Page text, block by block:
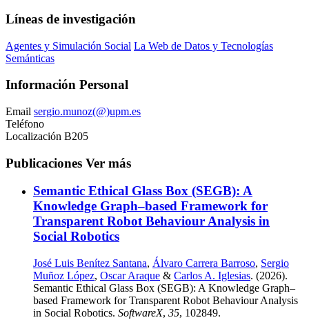
Líneas de investigación
Agentes y Simulación Social La Web de Datos y Tecnologías
Semánticas
Información Personal
Email sergio.munoz(@)upm.es
Teléfono
Localización B205
Publicaciones Ver más
Semantic Ethical Glass Box (SEGB): A
Knowledge Graph–based Framework for
Transparent Robot Behaviour Analysis in
Social Robotics
José Luis Benítez Santana, Álvaro Carrera Barroso, Sergio
Muñoz López, Oscar Araque & Carlos A. Iglesias. (2026).
Semantic Ethical Glass Box (SEGB): A Knowledge Graph–
based Framework for Transparent Robot Behaviour Analysis
in Social Robotics. SoftwareX, 35, 102849.